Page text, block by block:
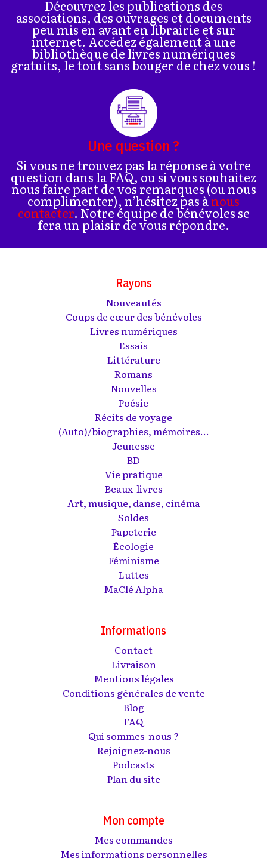
Découvrez les publications des
associations, des ouvrages et documents
peu mis en avant en librairie et sur
internet. Accédez également à une
bibliothèque de livres numériques
gratuits, le tout sans bouger de chez vous !
Une question ?
Si vous ne trouvez pas la réponse à votre
question dans la FAQ, ou si vous souhaitez
nous faire part de vos remarques (ou nous
complimenter), n’hésitez pas ànous
contacter. Notre équipe de bénévoles se
fera un plaisir de vous répondre.
Rayons
Nouveautés
Coups de cœur des bénévoles
Livres numériques
Essais
Littérature
Romans
Nouvelles
Poésie
Récits de voyage
(Auto)/biographies, mémoires...
Jeunesse
BD
Vie pratique
Beaux-livres
Art, musique, danse, cinéma
Soldes
Papeterie
Écologie
Féminisme
Luttes
MaClé Alpha
Informations
Contact
Livraison
Mentions légales
Conditions générales de vente
Blog
FAQ
Qui sommes-nous ?
Rejoignez-nous
Podcasts
Plan du site
Mon compte
Mes commandes
Mes informations personnelles